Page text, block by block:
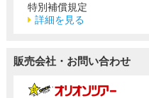
特別補償規定
詳細を見る
販売会社・お問い合わせ